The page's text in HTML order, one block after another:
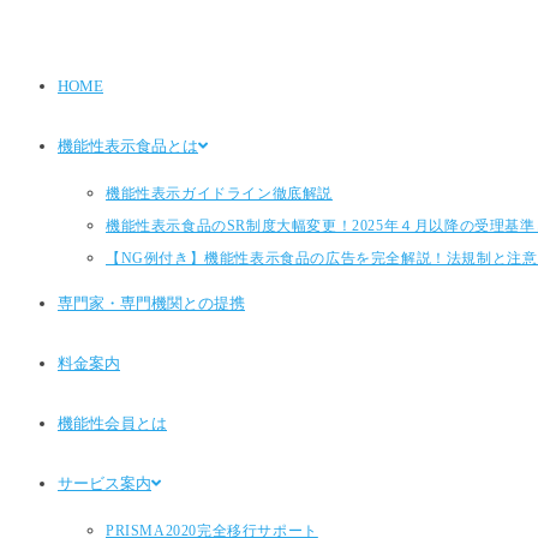
HOME
機能性表示食品とは
機能性表示ガイドライン徹底解説
機能性表示食品のSR制度大幅変更！2025年４月以降の受理基
【NG例付き】機能性表示食品の広告を完全解説！法規制と注意
専門家・専門機関との提携
料金案内
機能性会員とは
サービス案内
PRISMA2020完全移行サポート